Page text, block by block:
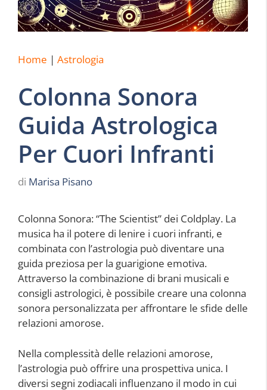
Home | Astrologia
Colonna Sonora
Guida Astrologica
Per Cuori Infranti
di Marisa Pisano
Colonna Sonora: “The Scientist” dei Coldplay. La
musica ha il potere di lenire i cuori infranti, e
combinata con l’astrologia può diventare una
guida preziosa per la guarigione emotiva.
Attraverso la combinazione di brani musicali e
consigli astrologici, è possibile creare una colonna
sonora personalizzata per affrontare le sfide delle
relazioni amorose.
Nella complessità delle relazioni amorose,
l’astrologia può offrire una prospettiva unica. I
diversi segni zodiacali influenzano il modo in cui